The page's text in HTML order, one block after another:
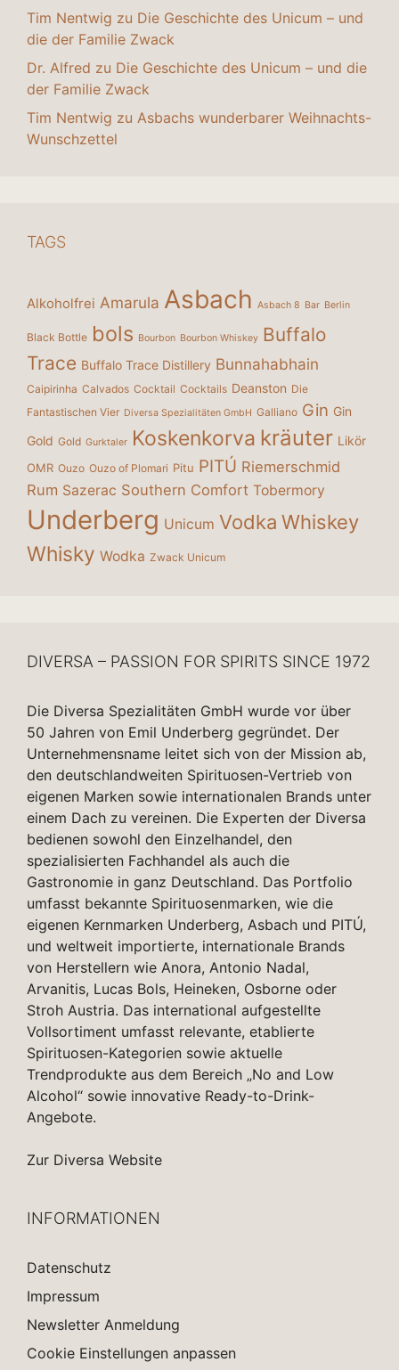
Tim Nentwig zu Die Geschichte des Unicum – und
die der Familie Zwack
Dr. Alfred zu Die Geschichte des Unicum – und die
der Familie Zwack
Tim Nentwig zu Asbachs wunderbarer Weihnachts-
Wunschzettel
TAGS
Alkoholfrei Amarula Asbach Asbach 8 Bar Berlin
Black Bottle bols Bourbon Bourbon Whiskey Buffalo
Trace Buffalo Trace Distillery Bunnahabhain
Caipirinha Calvados Cocktail Cocktails Deanston Die
Fantastischen Vier Diversa Spezialitäten GmbH Galliano Gin Gin
Gold Gold Gurktaler Koskenkorva kräuter Likör
OMR Ouzo Ouzo of Plomari Pitu PITÚ Riemerschmid
Rum Sazerac Southern Comfort Tobermory
Underberg Unicum Vodka Whiskey
Whisky Wodka Zwack Unicum
DIVERSA – PASSION FOR SPIRITS SINCE 1972
Die Diversa Spezialitäten GmbH wurde vor über
50 Jahren von Emil Underberg gegründet. Der
Unternehmensname leitet sich von der Mission ab,
den deutschlandweiten Spirituosen-Vertrieb von
eigenen Marken sowie internationalen Brands unter
einem Dach zu vereinen. Die Experten der Diversa
bedienen sowohl den Einzelhandel, den
spezialisierten Fachhandel als auch die
Gastronomie in ganz Deutschland. Das Portfolio
umfasst bekannte Spirituosenmarken, wie die
eigenen Kernmarken Underberg, Asbach und PITÚ,
und weltweit importierte, internationale Brands
von Herstellern wie Anora, Antonio Nadal,
Arvanitis, Lucas Bols, Heineken, Osborne oder
Stroh Austria. Das international aufgestellte
Vollsortiment umfasst relevante, etablierte
Spirituosen-Kategorien sowie aktuelle
Trendprodukte aus dem Bereich „No and Low
Alcohol“ sowie innovative Ready-to-Drink-
Angebote.
Zur Diversa Website
INFORMATIONEN
Datenschutz
Impressum
Newsletter Anmeldung
Cookie Einstellungen anpassen